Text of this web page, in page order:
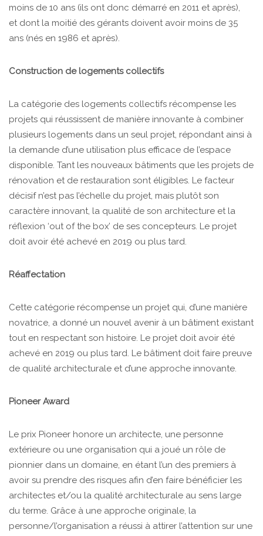
moins de 10 ans (ils ont donc démarré en 2011 et après),
et dont la moitié des gérants doivent avoir moins de 35
ans (nés en 1986 et après).
Construction de logements collectifs
La catégorie des logements collectifs récompense les
projets qui réussissent de manière innovante à combiner
plusieurs logements dans un seul projet, répondant ainsi à
la demande d’une utilisation plus efficace de l’espace
disponible. Tant les nouveaux bâtiments que les projets de
rénovation et de restauration sont éligibles. Le facteur
décisif n’est pas l’échelle du projet, mais plutôt son
caractère innovant, la qualité de son architecture et la
réflexion ‘out of the box’ de ses concepteurs. Le projet
doit avoir été achevé en 2019 ou plus tard.
Réaffectation
Cette catégorie récompense un projet qui, d’une manière
novatrice, a donné un nouvel avenir à un bâtiment existant
tout en respectant son histoire. Le projet doit avoir été
achevé en 2019 ou plus tard. Le bâtiment doit faire preuve
de qualité architecturale et d’une approche innovante.
Pioneer Award
Le prix Pioneer honore un architecte, une personne
extérieure ou une organisation qui a joué un rôle de
pionnier dans un domaine, en étant l’un des premiers à
avoir su prendre des risques afin d’en faire bénéficier les
architectes et/ou la qualité architecturale au sens large
du terme. Grâce à une approche originale, la
personne/l’organisation a réussi à attirer l’attention sur une